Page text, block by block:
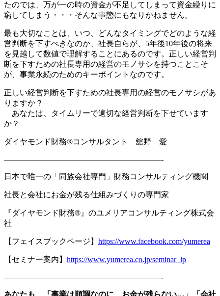
たのでは、万が一の時の資金が不足してしまって資金繰りに
窮してしまう・・・そんな事態にもなりかねません。
最も大切なことは、いつ、どんなタイミングでどのような経
営判断を下すべきなのか、社長自らが、5年後10年後の将来
を見越して数値で理解することにあるのです。正しい経営判
断を下すための社長専用の経営のモノサシを持つことこそ
が、事業永続のためのキーポイントなのです。
正しい経営判断を下すための社長専用の経営のモノサシがあ
りますか？
あなたは、タイムリーで適切な経営判断を下せています
か？
ダイヤモンド財務®コンサルタント 舘野 愛
————————————————————-
日本で唯一の「同族会社専門」財務コンサルティング機関
社長と会社にお金が残る仕組みづくりの専門家
『ダイヤモンド財務® 』のユメリアコンサルティング株式会
社
【フェイスブックページ】 https://www.facebook.com/yumerea
【セミナー案内】 https://www.yumerea.co.jp/seminar_lp
————————————————————-